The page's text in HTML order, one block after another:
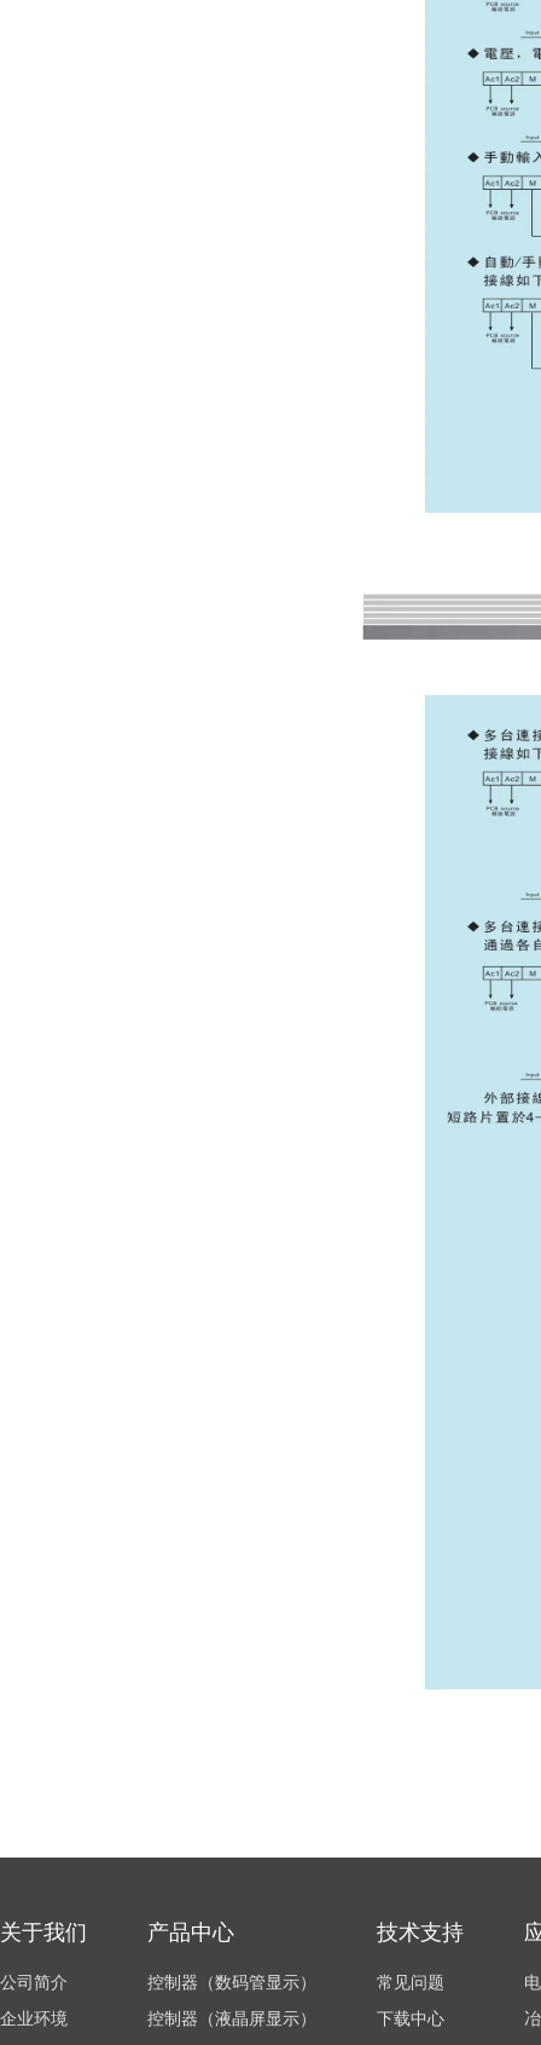
关于我们
公司简介
企业环境
产品中心
控制器（数码管显示）
控制器（液晶屏显示）
技术支持
常见问题
下载中心